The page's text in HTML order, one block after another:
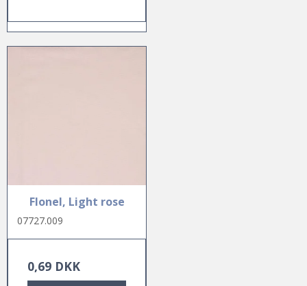
Flonel, Light rose
07727.009
0,69 DKK